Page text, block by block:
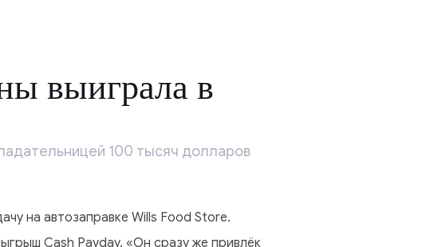
выиграла в
100 тысяч долларов
на автозаправке Wills Food Store.
Cash Payday. «Он сразу же привлёк